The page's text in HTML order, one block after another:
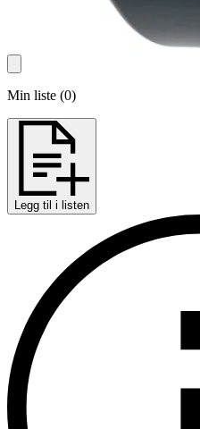
Min liste (0)
Legg til i listen